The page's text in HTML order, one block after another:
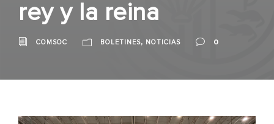
rey y la reina
COMSOC BOLETINES, NOTICIAS 0